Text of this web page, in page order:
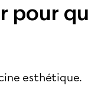
pour
esthétique.